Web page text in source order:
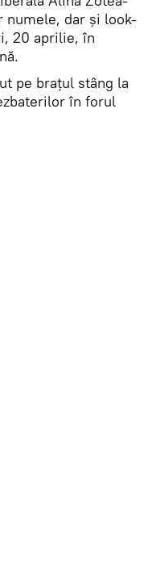
numele, dar și look-
20 aprilie, în
pe brațul stâng la
în forul